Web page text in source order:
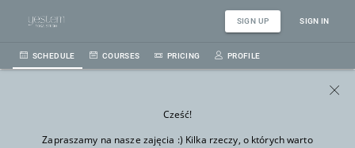
SIGN UP SIGN IN
SCHEDULE COURSES PRICING PROFILE
Cześć!
Zapraszamy na nasze zajęcia :) Kilka rzeczy, o których warto